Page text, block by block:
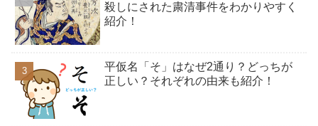
殺しにされた粛清事件をわかりやすく
紹介！
平仮名「そ」はなぜ2通り？どっちが
正しい？それぞれの由来も紹介！